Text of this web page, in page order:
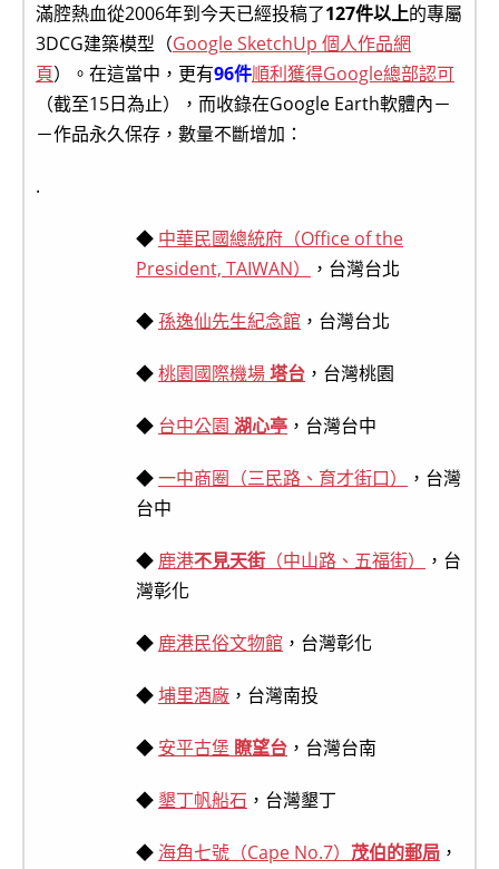
滿腔熱血從2006年到今天已經投稿了127件以上的專屬
3DCG建築模型（Google SketchUp 個人作品網
頁）。在這當中，更有96件順利獲得Google總部認可
（截至15日為止），而收錄在Google Earth軟體內－
－作品永久保存，數量不斷增加：
.
◆ 中華民國總統府（Office of the
President, TAIWAN）
，台灣台北
◆孫逸仙先生紀念館 ，台灣台北
◆桃園國際機場塔台 ，台灣桃園
◆ 台中公園 湖心亭 ，台灣台中
◆一中商圈（三民路、育才街口）
，台灣
台中
◆ 鹿港不見天街 （中山路、五福街）
，台
灣彰化
◆ 鹿港民俗文物館 ，台灣彰化
◆埔里酒廠 ，台灣南投
◆ 安平古堡 瞭望台 ，台灣台南
◆ 墾丁帆船石 ，台灣墾丁
◆ 海角七號（Cape No.7） 茂伯的郵局 ，